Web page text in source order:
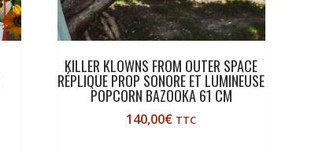
KILLER KLOWNS FROM OUTER SPACE
RÉPLIQUE PROP SONORE ET LUMINEUSE
POPCORN BAZOOKA 61 CM
140,00€ TTC